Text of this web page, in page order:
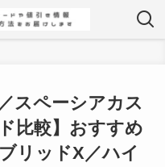
スペーシアカス
比較】おすすめ
リッドX／ハイ